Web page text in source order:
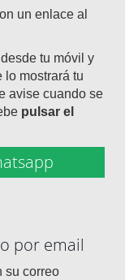
un enlace al
tu móvil y
lo mostrará tu
avise cuando se
pulsar el
por email
su correo